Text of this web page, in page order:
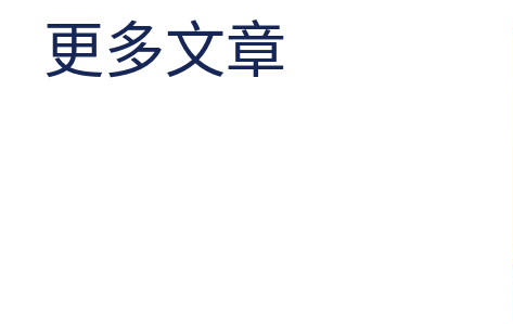
更多文章